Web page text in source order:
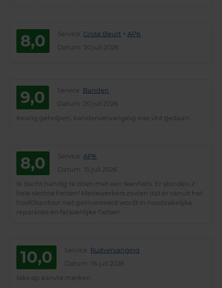
8,0 Service Grote Beurt + APK
Datum
: 20 juli 2026
9,0 Service Banden
Datum
: 20 juli 2026
Keurig geholpen, bandenvervanging was vlot gedaan.
8,0 Service APK
Datum : 15 juli 2026
Ik dacht handig te doen met een leenfiets. Er stonden 2
hele slechte fietsen! Medewerkers zeiden dat er vanuit het
hoofdkantoor niet geïnvesteerd wordt in noodzakelijke
reparaties en fatsoenlijke fietsen.
10,0 Service Ruitvervanging
Datum : 16 juli 2026
Niks op aanvte merken.